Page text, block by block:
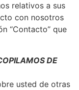
relativos a sus
con nosotros
“Contacto” que
DE
usted de otras